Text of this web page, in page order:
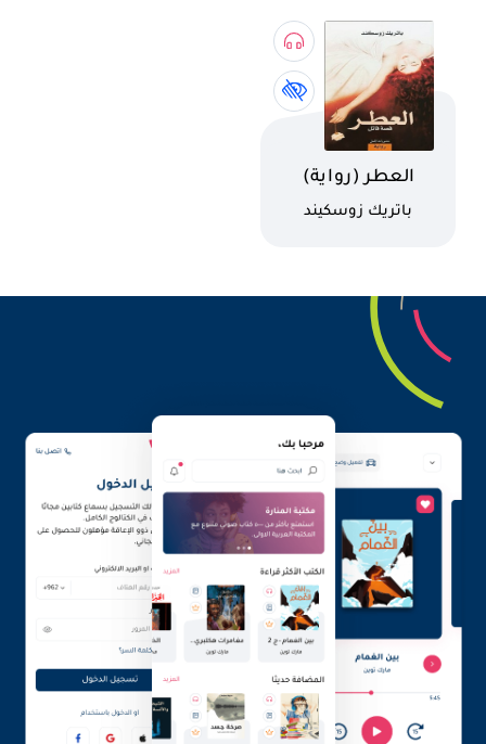
اسم الكتاب
العطر (رواية)
كاتب
باتريك زوسكيند